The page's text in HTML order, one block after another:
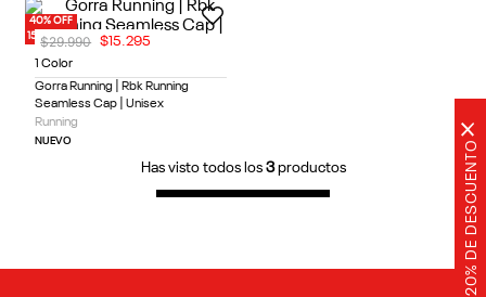
20% DE DESCUENTO
×
40% OFF
15% OFF EXTRA
1 Color
Gorra Running | Rbk Running
Seamless Cap | Unisex
Running
NUEVO
$29.990 $15.295
Has visto todos los 3productos